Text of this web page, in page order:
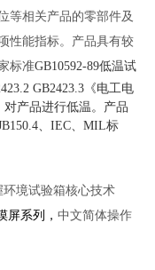
等相关产品的零部件及
性能指标。产品具有较
标准GB10592-89低温试
GB2423.3《电工电
产品进行低温。产品
、IEC、MIL标
环境试验箱核心技术
屏系列， 中文简体操作